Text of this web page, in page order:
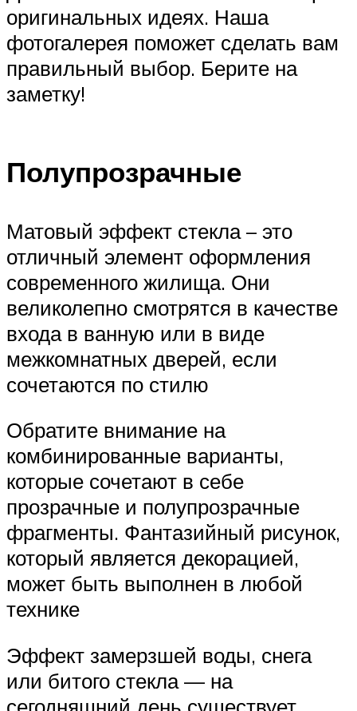
оригинальных идеях. Наша
фотогалерея поможет сделать вам
правильный выбор. Берите на
заметку!
Полупрозрачные
Матовый эффект стекла – это
отличный элемент оформления
современного жилища. Они
великолепно смотрятся в качестве
входа в ванную или в виде
межкомнатных дверей, если
сочетаются по стилю
Обратите внимание на
комбинированные варианты,
которые сочетают в себе
прозрачные и полупрозрачные
фрагменты. Фантазийный рисунок,
который является декорацией,
может быть выполнен в любой
технике
Эффект замерзшей воды, снега
или битого стекла — на